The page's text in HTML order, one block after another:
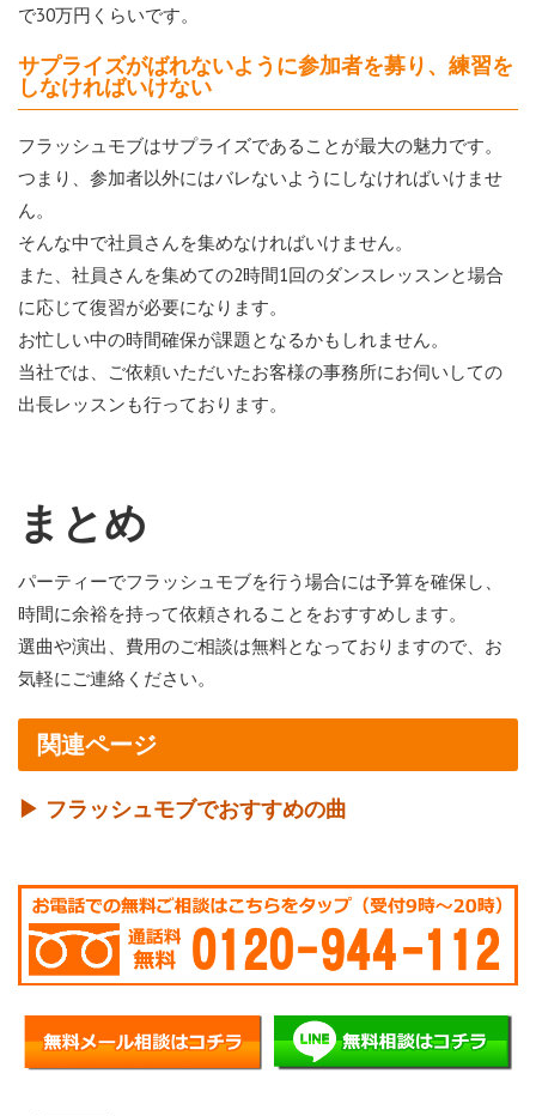
で30万円くらいです。
サプライズがばれないように参加者を募り、練習を
しなければいけない
フラッシュモブはサプライズであることが最大の魅力です。
つまり、参加者以外にはバレないようにしなければいけませ
ん。
そんな中で社員さんを集めなければいけません。
また、社員さんを集めての2時間1回のダンスレッスンと場合
に応じて復習が必要になります。
お忙しい中の時間確保が課題となるかもしれません。
当社では、ご依頼いただいたお客様の事務所にお伺いしての
出長レッスンも行っております。
まとめ
パーティーでフラッシュモブを行う場合には予算を確保し、
時間に余裕を持って依頼されることをおすすめします。
選曲や演出、費用のご相談は無料となっておりますので、お
気軽にご連絡ください。
関連ページ
▶ フラッシュモブでおすすめの曲